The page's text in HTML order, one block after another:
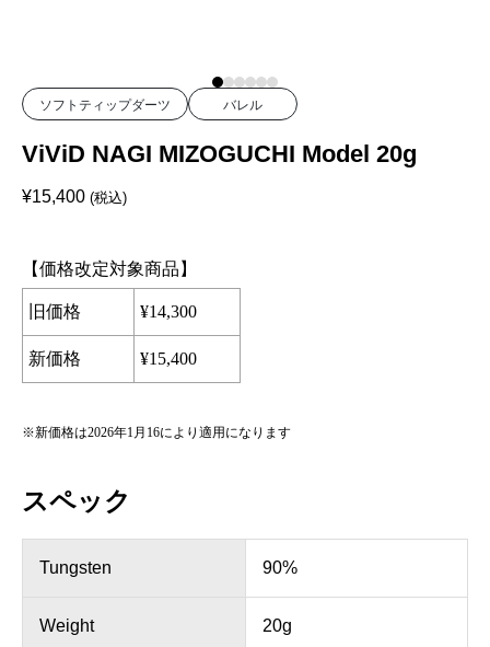
ソフトティップダーツ バレル
ViViD NAGI MIZOGUCHI Model 20g
¥15,400 (税込)
【価格改定対象商品】
旧価格 ¥14,300
新価格 ¥15,400
※新価格は2026年1月 16により適用になります
スペック
Tungsten 90%
Weight 20g